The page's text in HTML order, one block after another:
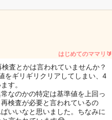
はじめてのママリ🔰
査とかは言われていませんか？
をギリギリクリアしてしまい、4
す。
なのかの特定は基準値を上回っ
検査が必要と言われているの
いいなと思いました。ちなみに